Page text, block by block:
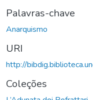
Palavras-chave
Anarquismo
URI
http://
Coleções